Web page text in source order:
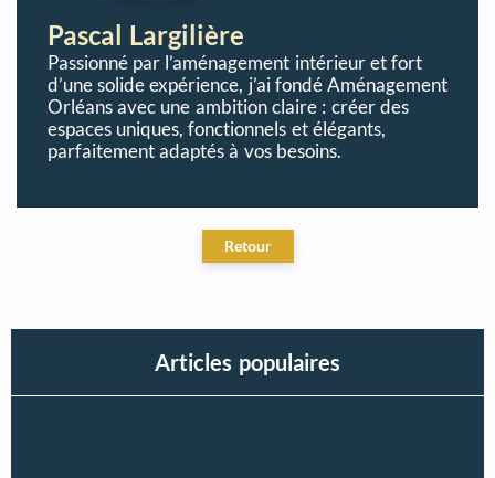
Pascal Largilière
Passionné par l’aménagement intérieur et fort
d’une solide expérience, j’ai fondé Aménagement
Orléans avec une ambition claire : créer des
espaces uniques, fonctionnels et élégants,
parfaitement adaptés à vos besoins.
Articles populaires